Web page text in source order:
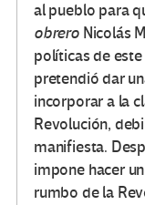
al pueblo para
obreroNicolás
políticas de
pretendió dar
incorporar a la
Revolución,
manifiesta.
impone hacer
rumbo de la